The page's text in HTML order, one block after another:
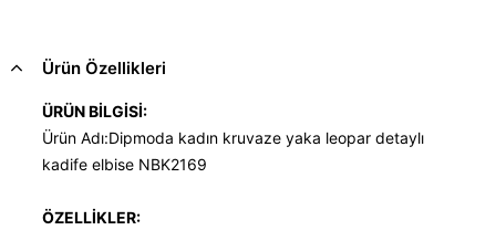
Ürün Özellikleri
ÜRÜN BİLGİSİ:
Ürün Adı:Dipmoda kadın kruvaze yaka leopar detaylı
kadife elbise NBK2169
ÖZELLİKLER: